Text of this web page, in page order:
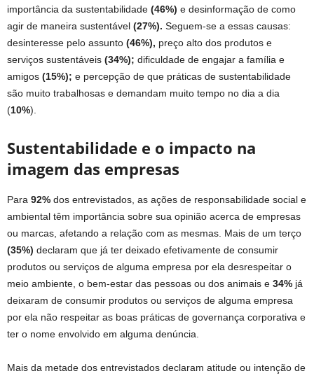
importância da sustentabilidade (46%) e desinformação de como
agir de maneira sustentável (27%). Seguem-se a essas causas:
desinteresse pelo assunto (46%), preço alto dos produtos e
serviços sustentáveis (34%); dificuldade de engajar a família e
amigos (15%); e percepção de que práticas de sustentabilidade
são muito trabalhosas e demandam muito tempo no dia a dia
(10%).
Sustentabilidade e o impacto na
imagem das empresas
Para 92% dos entrevistados, as ações de responsabilidade social e
ambiental têm importância sobre sua opinião acerca de empresas
ou marcas, afetando a relação com as mesmas. Mais de um terço
(35%) declaram que já ter deixado efetivamente de consumir
produtos ou serviços de alguma empresa por ela desrespeitar o
meio ambiente, o bem-estar das pessoas ou dos animais e 34% já
deixaram de consumir produtos ou serviços de alguma empresa
por ela não respeitar as boas práticas de governança corporativa e
ter o nome envolvido em alguma denúncia.
Mais da metade dos entrevistados declaram atitude ou intenção de